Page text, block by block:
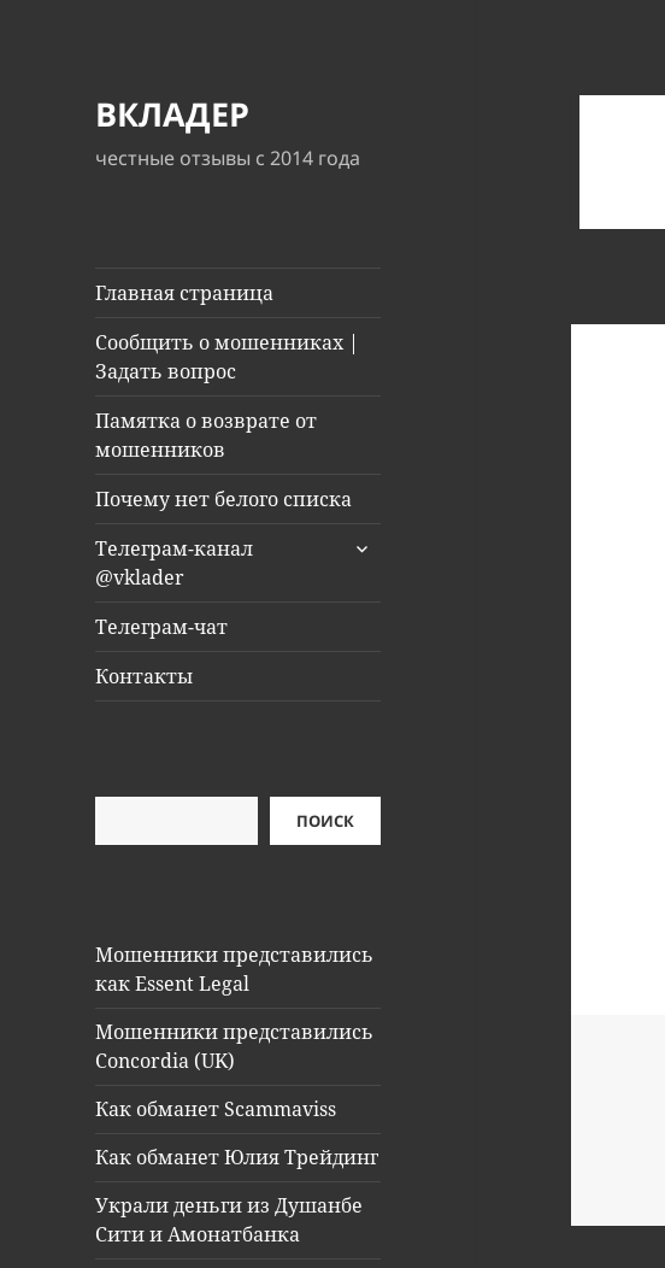
ВКЛАДЕР
честные отзывы с 2014 года
Главная страница
Сообщить о мошенниках |
Задать вопрос
Памятка о возврате от
мошенников
Почему нет белого списка
Телеграм-канал
@vklader
раскрыть
Телеграм-чат
Контакты
ПОИСК
Мошенники представились
как Essent Legal
Мошенники представились
Concordia (UK)
Как обманет Scammaviss
Как обманет Юлия Трейдинг
Украли деньги из Душанбе
Сити и Амонатбанка